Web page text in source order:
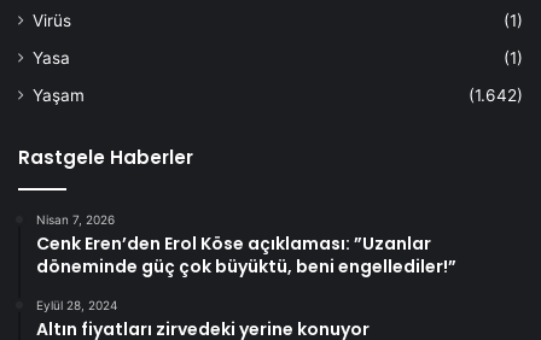
Virüs
(1)
Yasa
(1)
Yaşam
(1.642)
Rastgele Haberler
Nisan 7, 2026
Cenk Eren’den Erol Köse açıklaması: ”Uzanlar
döneminde güç çok büyüktü, beni engellediler!”
Eylül 28, 2024
Altın fiyatları zirvedeki yerine konuyor